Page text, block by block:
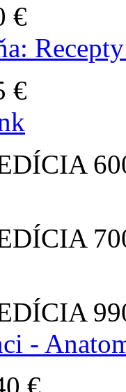
€
€
-
€